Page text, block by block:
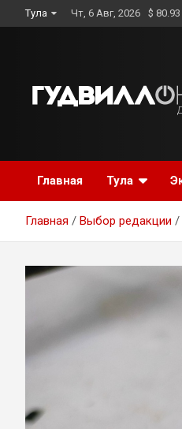
to
Тула Чт, 6 Авг, 2026 $
Главная Тула
Главная Выбор редакции